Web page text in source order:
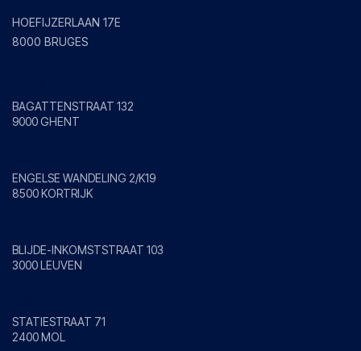
HOEFIJZERLAAN 17E
8000 BRUGES
BAGATTENSTRAAT 132
9000 GHENT
ENGELSE WANDELING 2/K19
8500 KORTRIJK
BLIJDE-INKOMSTSTRAAT 103
3000 LEUVEN
STATIESTRAAT 71
2400 MOL